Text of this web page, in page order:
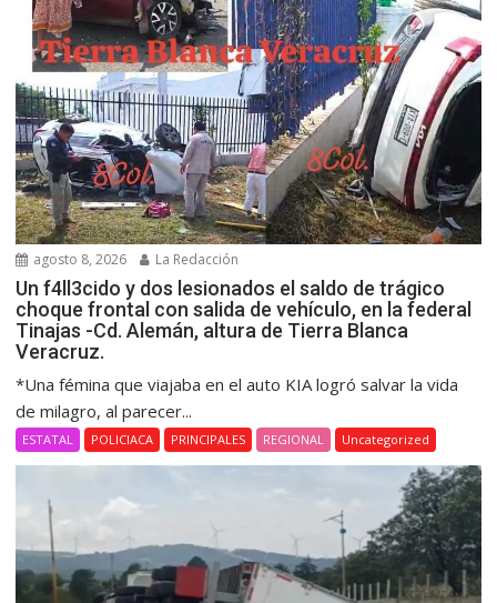
agosto 8, 2026 La Redacción
Un f4ll3cido y dos lesionados el saldo de trágico
choque frontal con salida de vehículo, en la federal
Tinajas -Cd. Alemán, altura de Tierra Blanca
Veracruz.
*Una fémina que viajaba en el auto KIA logró salvar la vida
de milagro, al parecer...
ESTATAL POLICIACA PRINCIPALES REGIONAL Uncategorized